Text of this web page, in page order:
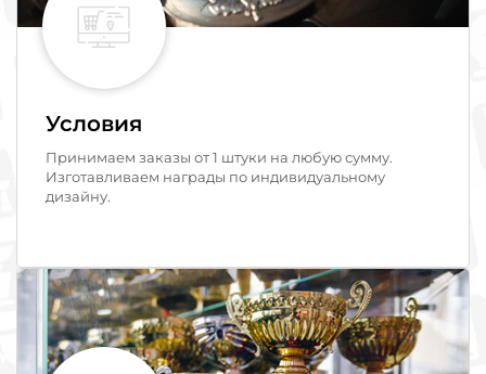
Условия
Принимаем заказы от 1 штуки на любую сумму.
Изготавливаем награды по индивидуальному
дизайну.